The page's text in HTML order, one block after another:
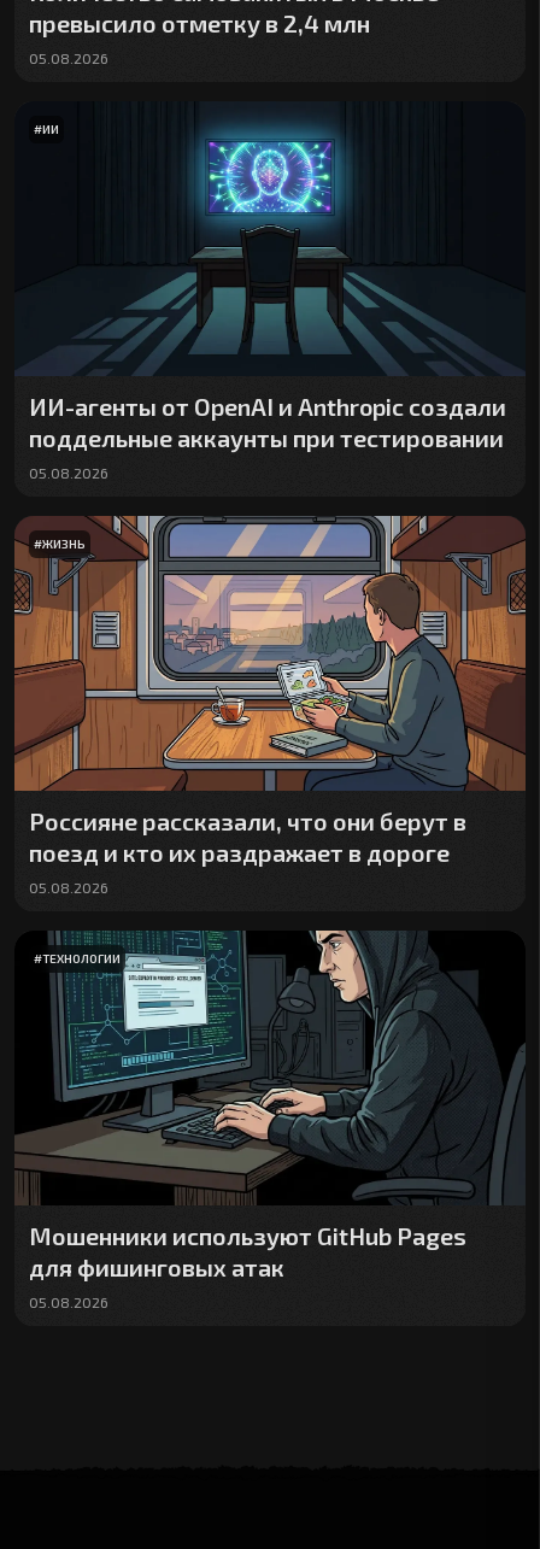
превысило отметку в 2,4 млн
05.08.2026
#ИИ
ИИ-агенты от OpenAI и Anthropic создали
поддельные аккаунты при тестировании
05.08.2026
#ЖИЗНЬ
Россияне рассказали, что они берут в
поезд и кто их раздражает в дороге
05.08.2026
#ТЕХНОЛОГИИ
Мошенники используют GitHub Pages
для фишинговых атак
05.08.2026